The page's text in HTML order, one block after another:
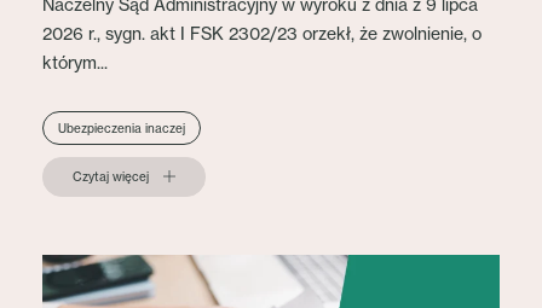
2026 r., sygn. akt I FSK 2302/23 orzekł, że zwolnienie, o
którym...
Ubezpieczenia inaczej
Czytaj więcej